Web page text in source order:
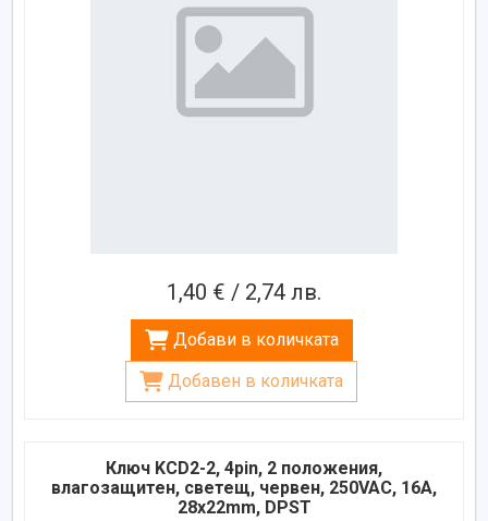
1,40 € / 2,74 лв.
Добави в количката
Добавен в количката
Ключ KCD2-2, 4pin, 2 положения,
влагозащитен, светещ, червен, 250VAC, 16A,
28x22mm, DPST